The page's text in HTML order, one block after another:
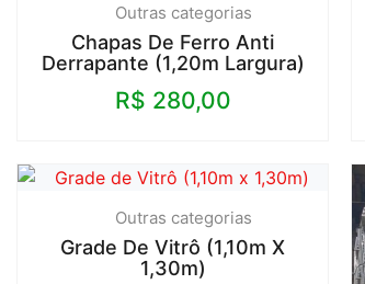
Outras categorias
Chapas De Ferro Anti
Derrapante (1,20m Largura)
R$ 280,00
Outras categorias
Grade De Vitrô (1,10m X
1,30m)